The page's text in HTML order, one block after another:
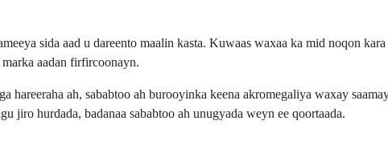
sida aad u dareento maalin kasta. Kuwaas waxaa ka mid noqon
aadan firfircoonayn.
ah, sababtoo ah burooyinka keena akromegaliya waxay
jiro hurdada, badanaa sababtoo ah unugyada weyn ee qoortaada.